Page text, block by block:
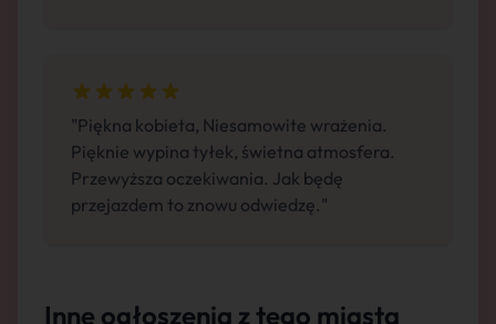
"Piękna kobieta, Niesamowite wrażenia.
Pięknie wypina tyłek, świetna atmosfera.
Przewyższa oczekiwania. Jak będę
przejazdem to znowu odwiedzę."
Inne ogłoszenia z tego miasta